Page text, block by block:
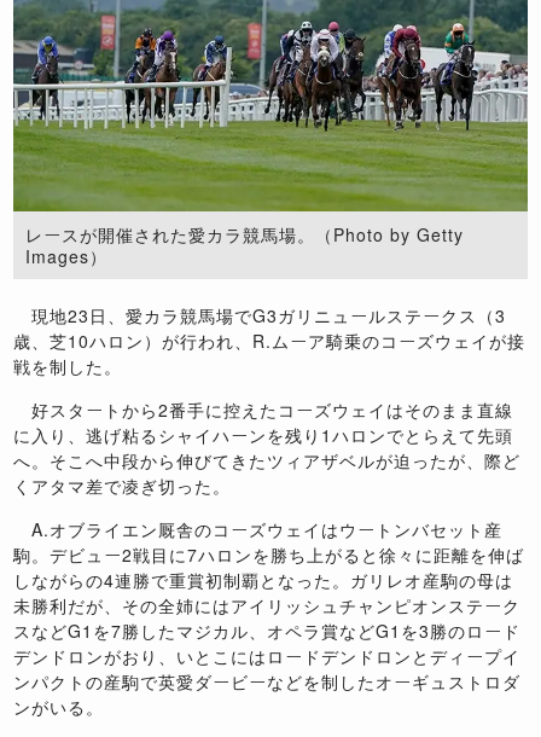
レースが開催された愛カラ競馬場。（Photo by Getty
Images）
現地23日、愛カラ競馬場でG3ガリニュールステークス（3
歳、芝10ハロン）が行われ、R.ムーア騎乗のコーズウェイが接
戦を制した。
好スタートから2番手に控えたコーズウェイはそのまま直線
に入り、逃げ粘るシャイハーンを残り1ハロンでとらえて先頭
へ。そこへ中段から伸びてきたツィアザベルが迫ったが、際ど
くアタマ差で凌ぎ切った。
A.オブライエン厩舎のコーズウェイはウートンバセット産
駒。デビュー2戦目に7ハロンを勝ち上がると徐々に距離を伸ば
しながらの4連勝で重賞初制覇となった。ガリレオ産駒の母は
未勝利だが、その全姉にはアイリッシュチャンピオンステーク
スなどG1を7勝したマジカル、オペラ賞などG1を3勝のロード
デンドロンがおり、いとこにはロードデンドロンとディープイ
ンパクトの産駒で英愛ダービーなどを制したオーギュストロダ
ンがいる。